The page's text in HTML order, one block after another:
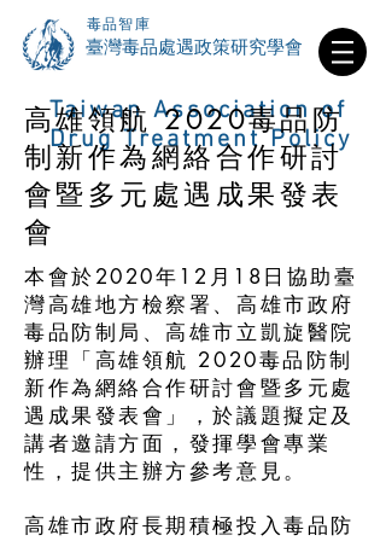
毒品智庫
​臺灣毒品處遇政策研究學會
Taiwan Association of
Drug Treatment Policy
高雄領航 2020毒品防
制新作為網絡合作研討
會暨多元處遇成果發表
會
本會於2020年12月18日協助臺
灣高雄地方檢察署、高雄市政府
毒品防制局、高雄市立凱旋醫院
辦理「高雄領航 2020毒品防制
新作為網絡合作研討會暨多元處
遇成果發表會」，於議題擬定及
講者邀請方面，發揮學會專業
性，提供主辦方參考意見。
高雄市政府長期積極投入毒品防